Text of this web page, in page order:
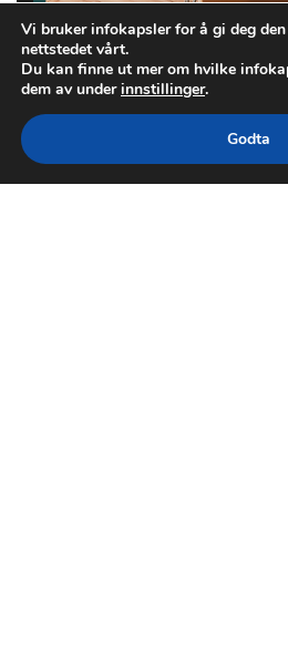
Vi bruker infokapsler for å gi deg
nettstedet vårt.
Du kan finne ut mer om hvilke
dem av underinnstillinger.
Godta